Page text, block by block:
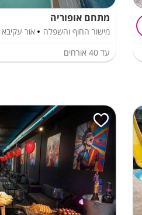
מתחם אופוריה
מישור החוף והשפלה אור עקיבא
עד 40אורחים